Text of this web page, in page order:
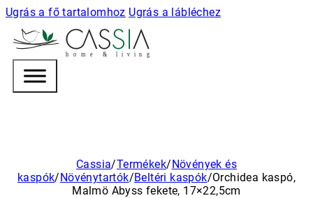
Ugrás a fő tartalomhoz Ugrás a lábléchez
h o m e & l i v i n g
Cassia/Termékek/Növények és
kaspók/Növénytartók/Beltéri kaspók/Orchidea kaspó,
Malmö Abyss fekete, 17×22,5cm